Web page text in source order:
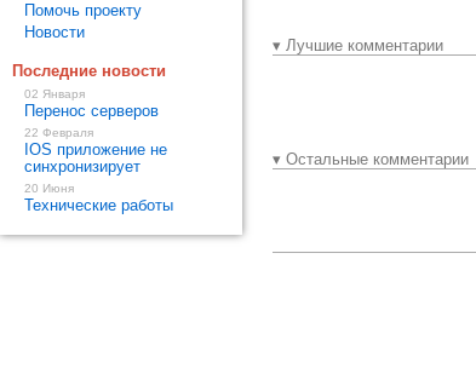
▾ Лучшие комментарии
▾ Остальные комментарии
Помочь проекту
Новости
Последние новости
02 Января
Перенос серверов
22 Февраля
IOS приложение не
синхронизирует
20 Июня
Технические работы